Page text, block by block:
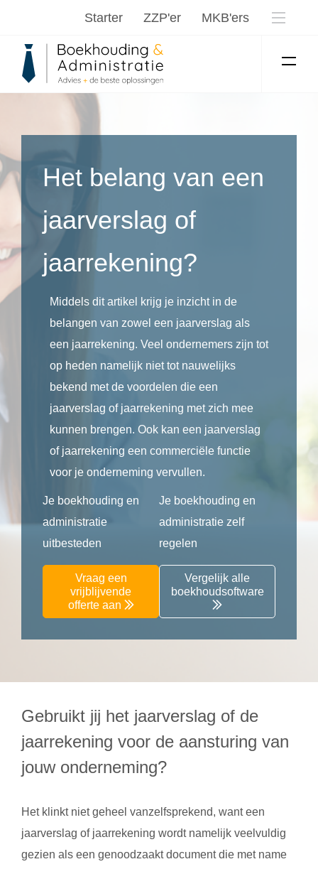
Starter ZZP'er MKB'ers
Het belang van een
jaarverslag of
jaarrekening?
Middels dit artikel krijg je inzicht in de
belangen van zowel een jaarverslag als
een jaarrekening. Veel ondernemers zijn tot
op heden namelijk niet tot nauwelijks
bekend met de voordelen die een
jaarverslag of jaarrekening met zich mee
kunnen brengen. Ook kan een jaarverslag
of jaarrekening een commerciële functie
voor je onderneming vervullen.
Je boekhouding en
administratie
uitbesteden
Vraag een
vrijblijvende
offerte aan
Je boekhouding en
administratie zelf
regelen
Vergelijk alle
boekhoudsoftware
Gebruikt jij het jaarverslag of de
jaarrekening voor de aansturing van
jouw onderneming?
Het klinkt niet geheel vanzelfsprekend, want een
jaarverslag of jaarrekening wordt namelijk veelvuldig
gezien als een genoodzaakt document die met name